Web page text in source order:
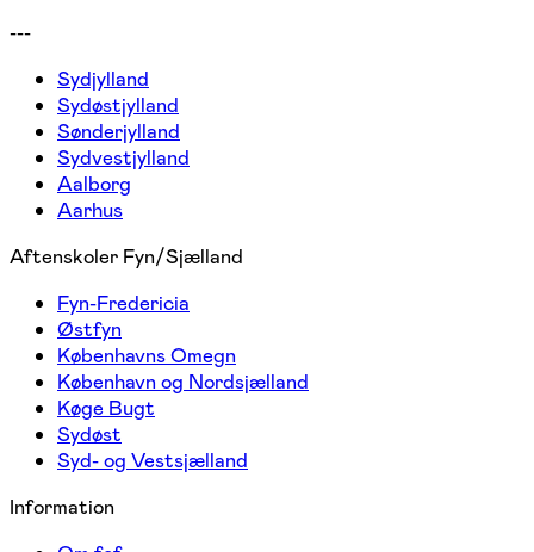
---
Sydjylland
Sydøstjylland
Sønderjylland
Sydvestjylland
Aalborg
Aarhus
Aftenskoler Fyn/Sjælland
Fyn-Fredericia
Østfyn
Københavns Omegn
København og Nordsjælland
Køge Bugt
Sydøst
Syd- og Vestsjælland
Information